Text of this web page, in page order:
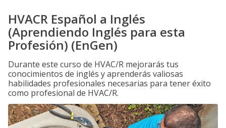
HVACR Español a Inglés
(Aprendiendo Inglés para esta
Profesión) (EnGen)
Durante este curso de HVAC/R mejorarás tus
conocimientos de inglés y aprenderás valiosas
habilidades profesionales necesarias para tener éxito
como profesional de HVAC/R.